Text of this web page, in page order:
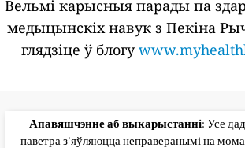
Вельмі карысныя парады па
медыцынскіх навук з Пекіна
глядзіце ў блогу
Апавяшчэнне аб выкарыстанні: Усе
паветра з'яўляюцца неправеранымі на